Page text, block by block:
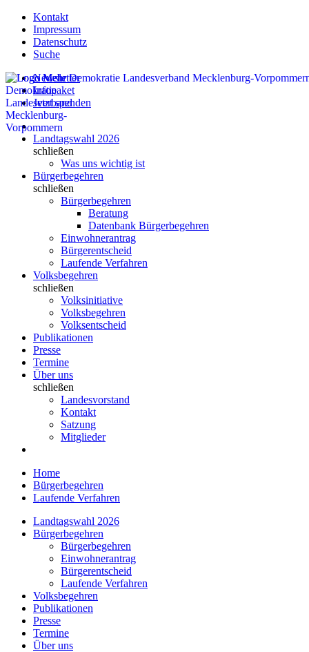
Kontakt
Impressum
Datenschutz
Suche
Newsletter
Infopaket
Jetzt spenden
Landtagswahl 2026
schließen
Was uns wichtig ist
Bürgerbegehren
schließen
Bürgerbegehren
Beratung
Datenbank Bürgerbegehren
Einwohnerantrag
Bürgerentscheid
Laufende Verfahren
Volksbegehren
schließen
Volksinitiative
Volksbegehren
Volksentscheid
Publikationen
Presse
Termine
Über uns
schließen
Landesvorstand
Kontakt
Satzung
Mitglieder
Home
Bürgerbegehren
Laufende Verfahren
Landtagswahl 2026
Bürgerbegehren
Bürgerbegehren
Einwohnerantrag
Bürgerentscheid
Laufende Verfahren
Volksbegehren
Publikationen
Presse
Termine
Über uns